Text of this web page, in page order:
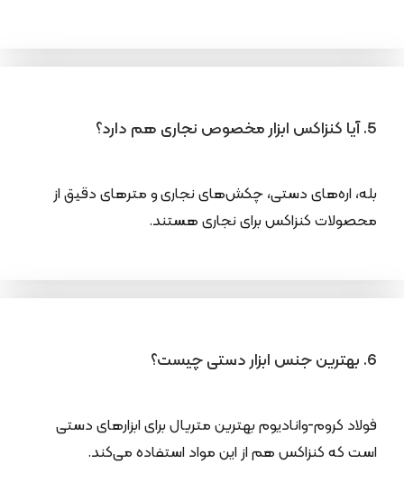
5. آیا کنزاکس ابزار مخصوص نجاری هم دارد؟
بله، اره‌های دستی، چکش‌های نجاری و مترهای دقیق از
محصولات کنزاکس برای نجاری هستند.
6. بهترین جنس ابزار دستی چیست؟
فولاد کروم-وانادیوم بهترین متریال برای ابزارهای دستی
است که کنزاکس هم از این مواد استفاده می‌کند.